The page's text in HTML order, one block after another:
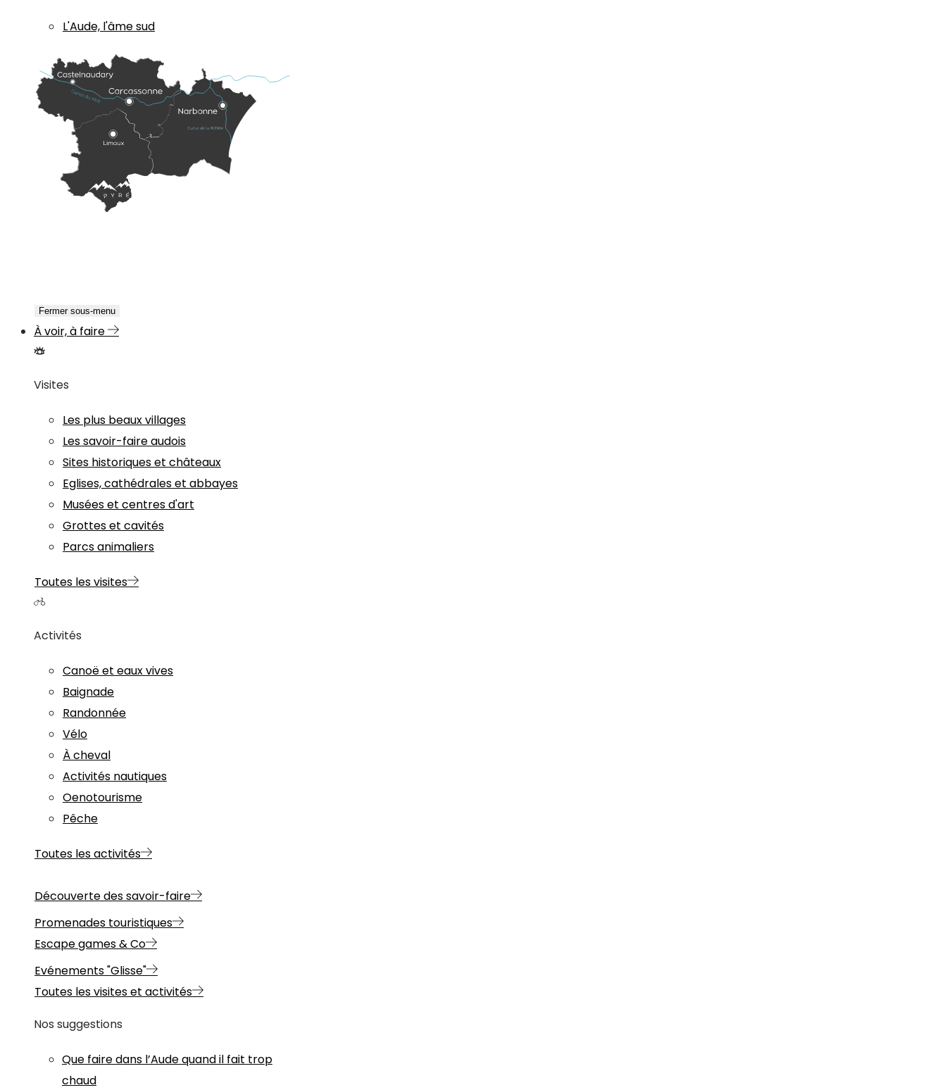
L'Aude, l'âme sud
Fermer sous-menu
À voir, à faire
Visites
Les plus beaux villages
Les savoir-faire audois
Sites historiques et châteaux
Eglises, cathédrales et abbayes
Musées et centres d'art
Grottes et cavités
Parcs animaliers
Toutes les visites
Activités
Canoë et eaux vives
Baignade
Randonnée
Vélo
À cheval
Activités nautiques
Oenotourisme
Pêche
Toutes les activités
Découverte des savoir-faire
Promenades touristiques
Escape games & Co
Evénements "Glisse"
Toutes les visites et activités
Nos suggestions
Que faire dans l’Aude quand il fait trop
chaud